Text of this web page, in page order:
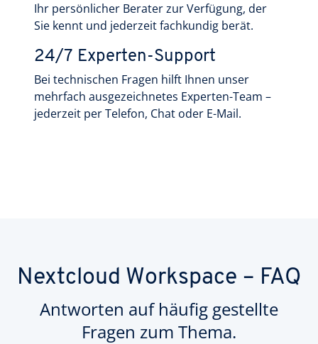
Ihr persönlicher Berater zur Verfügung, der
Sie kennt und jederzeit fachkundig berät.
24/7 Experten-Support
Bei technischen Fragen hilft Ihnen unser
mehrfach ausgezeichnetes Experten-Team –
jederzeit per Telefon, Chat oder E-Mail.
Nextcloud Workspace – FAQ
Antworten auf häufig gestellte
Fragen zum Thema.